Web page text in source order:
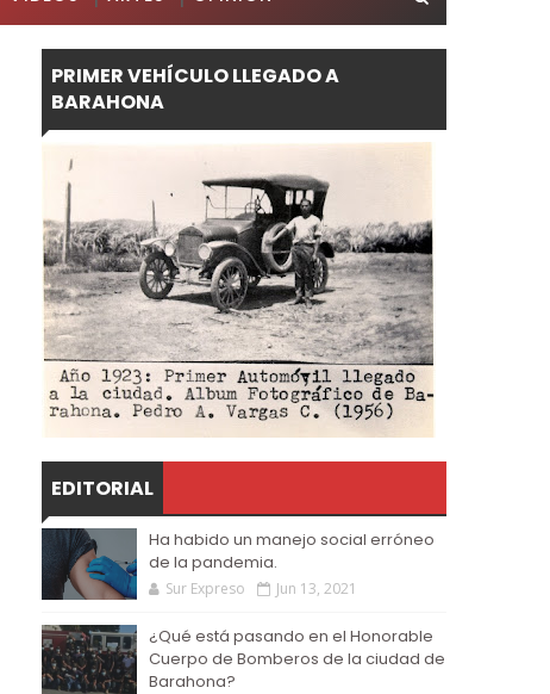
PRIMER VEHÍCULO LLEGADO A
BARAHONA
EDITORIAL
Ha habido un manejo social erróneo
de la pandemia.
Sur Expreso Jun 13, 2021
¿Qué está pasando en el Honorable
Cuerpo de Bomberos de la ciudad de
Barahona?